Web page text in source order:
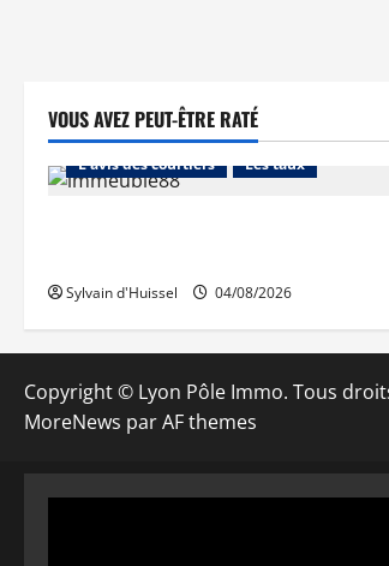
VOUS AVEZ PEUT-ÊTRE RATÉ
Abonnés
Financement
L'avis des courtiers
Les taux
Sylvain d'Huissel 04/08/2026
Copyright © Lyon Pôle Immo. Tous
MoreNews par AF themes